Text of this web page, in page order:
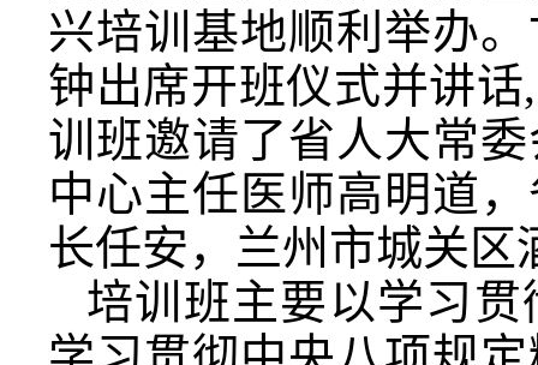
兴培训基地顺利举办
钟出席开班仪式并讲
训班邀请了省人大常
中心主任医师高明道
长任安，兰州市城关
培训班主要以学习